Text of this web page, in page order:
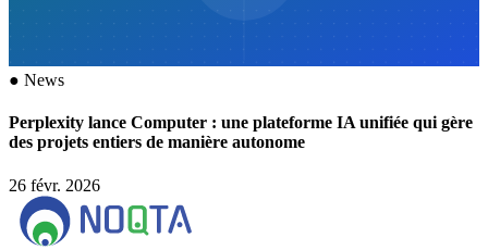
● News
Perplexity lance Computer : une plateforme IA unifiée qui gère
des projets entiers de manière autonome
26 févr. 2026